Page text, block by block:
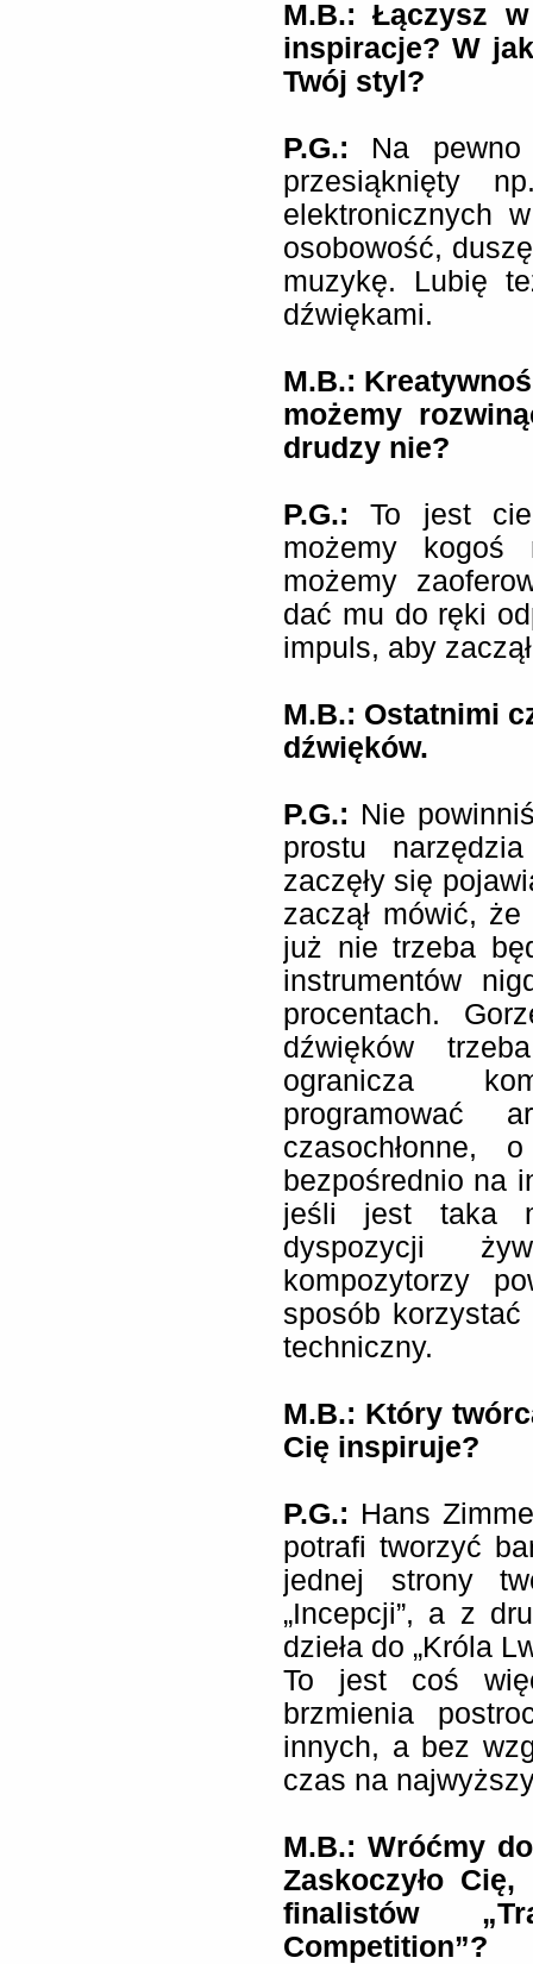
M.B.: Łączysz
inspiracje? W
Twój styl?
P.G.: Na
przesiąknięty
elektronicznych
osobowość,
muzykę. Lubię
dźwiękami.
M.B.:
możemy
drudzy nie?
P.G.:To jest
możemy kogoś
możemy
dać mu do ręki
impuls, aby
M.B.: Ostatnimi
dźwięków.
P.G.: Nie
prostu
zaczęły się
zaczął mówić,
już nie trzeba
instrumentów
procentach.
dźwięków
ogranicza
programować
bezpośrednio na
jeśli jest taka
dyspozycji
kompozytorzy
sposób
techniczny.
M.B.: Który
Cię inspiruje?
P.G.: Hans
potrafi tworzyć
jednej strony
„Incepcji”, a z
dzieła do „Króla
To jest coś
brzmienia
innych, a bez
czas na
M.B.: Wróćmy
Zaskoczyło
finalistów
Competition”?